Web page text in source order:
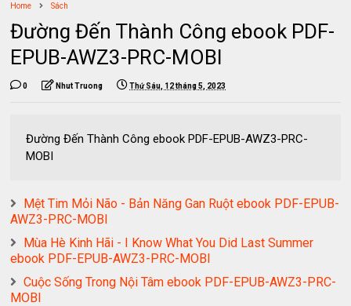
Home Sách
Đường Đến Thành Công ebook PDF-
EPUB-AWZ3-PRC-MOBI
0 Nhut Truong Thứ Sáu, 12 tháng 5, 2023
Đường Đến Thành Công ebook PDF-EPUB-AWZ3-PRC-
MOBI
Mệt Tim Mỏi Não - Bản Năng Gan Ruột ebook PDF-EPUB-
AWZ3-PRC-MOBI
Mùa Hè Kinh Hãi - I Know What You Did Last Summer
ebook PDF-EPUB-AWZ3-PRC-MOBI
Cuộc Sống Trong Nội Tâm ebook PDF-EPUB-AWZ3-PRC-
MOBI